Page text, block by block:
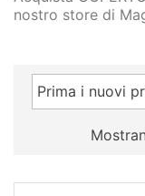
nostro store di
Prima i nuovi